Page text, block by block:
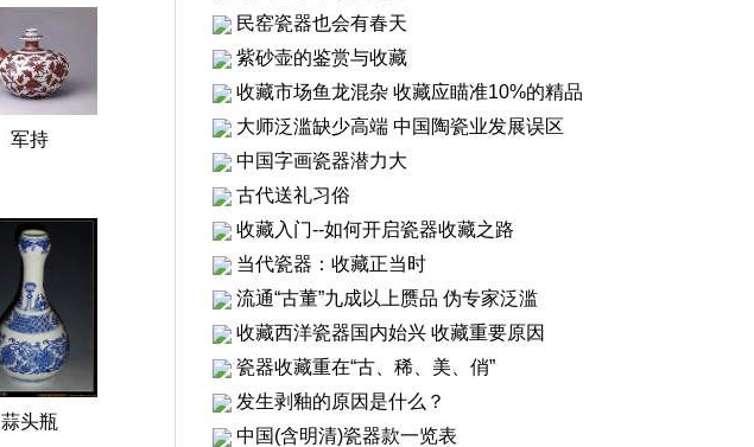
军持
蒜头瓶
民窑瓷器也会有春天
紫砂壶的鉴赏与收藏
收藏市场鱼龙混杂 收藏应瞄准10%的精品
大师泛滥缺少高端 中国陶瓷业发展误区
中国字画瓷器潜力大
古代送礼习俗
收藏入门--如何开启瓷器收藏之路
当代瓷器：收藏正当时
流通“古董”九成以上赝品 伪专家泛滥
收藏西洋瓷器国内始兴 收藏重要原因
瓷器收藏重在“古、稀、美、俏”
发生剥釉的原因是什么？
中国(含明清)瓷器款一览表